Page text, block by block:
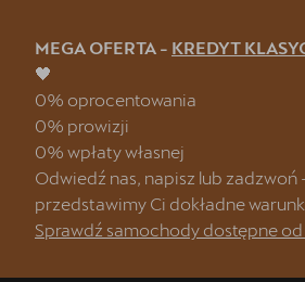
MEGA OFERTA - KREDYT
🖤
0% oprocentowania
0% prowizji
0% wpłaty własnej
Odwiedź nas, napisz lub zadzwoń
przedstawimy Ci dokładne
Sprawdź samochody dostępne od
Strona główna
Oferta i aktualności
Samochody dostępne od ręki